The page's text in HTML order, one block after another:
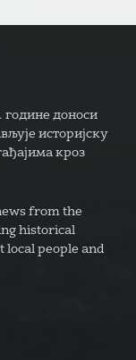
доноси
историјску
кроз
from the
historical
local people and